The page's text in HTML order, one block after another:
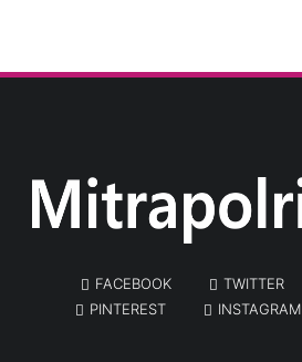
FACEBOOK TWITTER
PINTEREST
INSTAGRAM